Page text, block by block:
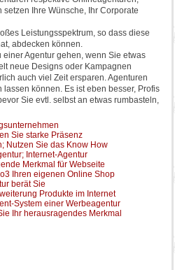
Ihre Wünsche, Ihr Corporate
Leistungsspektrum, so dass diese
abdecken können.
Agentur gehen, wenn Sie etwas
neue Designs oder Kampagnen
auch viel Zeit ersparen. Agenturen
können. Es ist eben besser, Profis
Sie evtl. selbst an etwas rumbasteln,
Sie starke Präsenz
Nutzen Sie das Know How
Internet-Agentur
Merkmal für Webseite
Ihren eigenen Online Shop
berät Sie
Produkte im Internet
System einer Werbeagentur
Ihr herausragendes Merkmal